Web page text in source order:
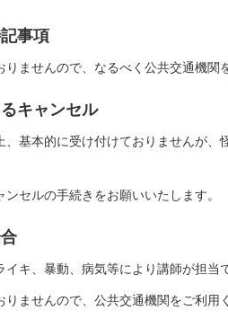
事項
ませんので、なるべく公共交通機関
キャンセル
、基本的に受け付けておりませんが
セルの手続きをお願いいたします。
イキ、暴動、病気等により講師が担
ませんので、公共交通機関をご利用